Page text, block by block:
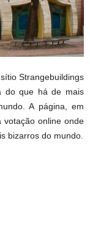
Strangebuildings
do que há de mais
A página, em
online onde
bizarros do mundo.